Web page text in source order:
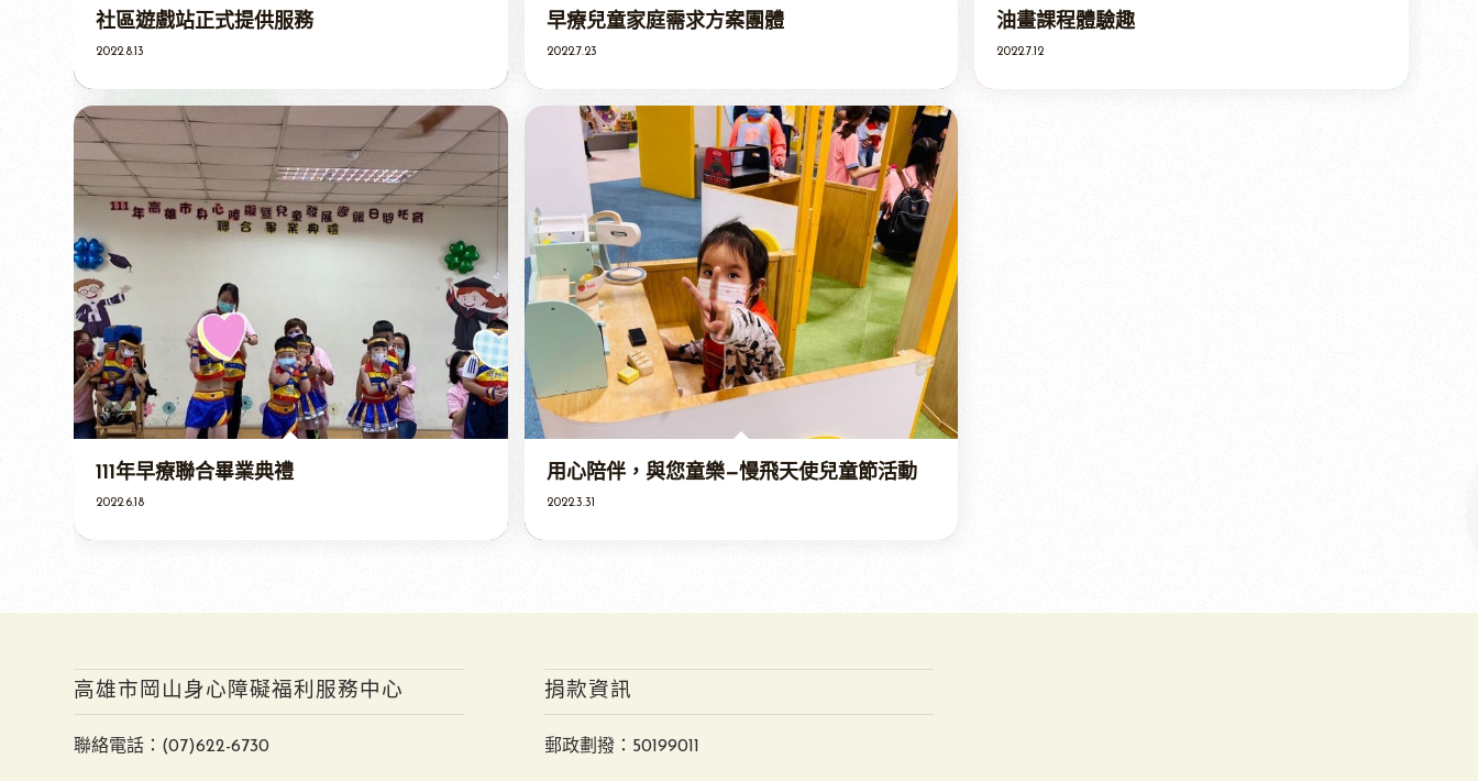
社區遊戲站正式提供服務
2022.8.13
早療兒童家庭需求方案團體
2022.7.23
油畫課程體驗趣
2022.7.12
111年早療聯合畢業典禮
2022.6.18
用心陪伴，與您童樂—慢飛天使兒童節活動
2022.3.31
高雄市岡山身心障礙福利服務中心
聯絡電話： (07)622-6730
捐款資訊
郵政劃撥：50199011